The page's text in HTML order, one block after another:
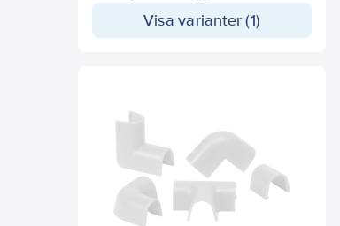
Visa varianter (1)